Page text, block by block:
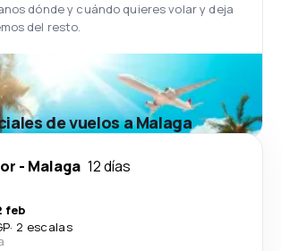
dónde y cuándo quieres volar y deja
del resto.
de vuelos a Malaga
- Malaga 12 días
feb
· 2 escalas